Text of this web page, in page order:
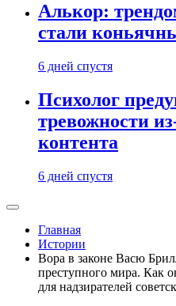
Алькор:
стали
6 дней спустя
Психолог
тревожности
контента
6 дней спустя
Главная
Истории
Вора в законе Васю
преступного мира. Как
для надзирателей